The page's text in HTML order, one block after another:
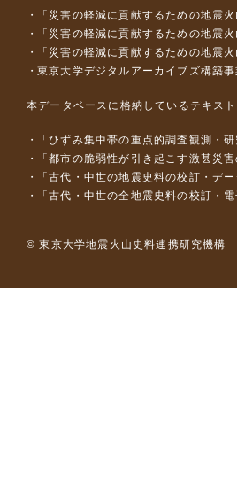
「災害の軽減に貢献するための地震
「災害の軽減に貢献するための地震
「災害の軽減に貢献するための地震
東京大学デジタルアーカイブズ構築事
本データベースに格納しているテキス
「ひずみ集中帯の重点的調査観測・
「都市の脆弱性が引き起こす激甚災
「古代・中世の地震史料の校訂・
「古代・中世の全地震史料の校訂・
© 東京大学地震火山史料連携研究機構